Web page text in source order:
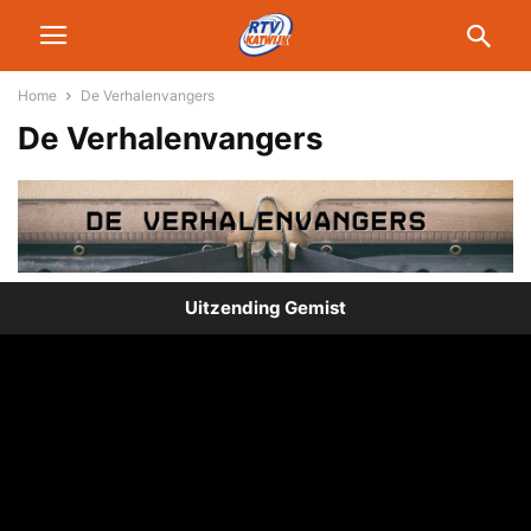
Home De Verhalenvangers
De Verhalenvangers
Uitzending Gemist